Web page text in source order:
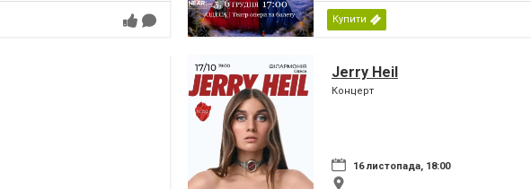
Купити
Jerry Heil
Концерт
16 листопада, 18:00